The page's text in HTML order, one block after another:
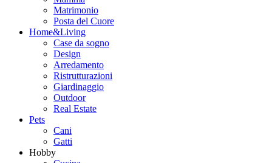
Matrimonio
Posta del Cuore
Home&Living
Case da sogno
Design
Arredamento
Ristrutturazioni
Giardinaggio
Outdoor
Real Estate
Pets
Cani
Gatti
Hobby